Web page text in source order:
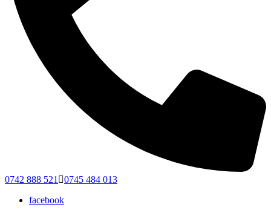
0742 888 521
0745 484 013
facebook